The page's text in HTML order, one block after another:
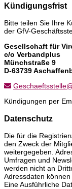
Kündigungsfrist
Bitte teilen Sie Ihre
der GfV-
Gesellschaft für
c/o Verbandplus
Münchstraße 9
D-63739
Kündigungen per
Datenschutz
Die für die
den Zweck der
weitergegeben.
Umfragen und
werden nicht an
Adressdaten
Eine Ausführliche